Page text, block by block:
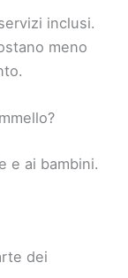
inclusi.
meno
e ai bambini.
dei